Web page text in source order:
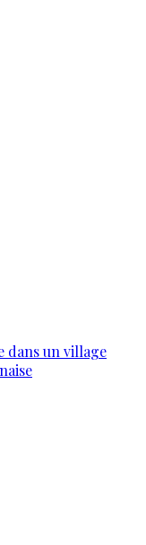
dans un village